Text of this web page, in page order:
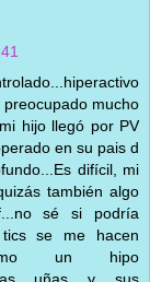
mucho
hijo llegó por PV
en su pais d
difícil, mi
también algo
sé si podría
se me hacen
un hipo